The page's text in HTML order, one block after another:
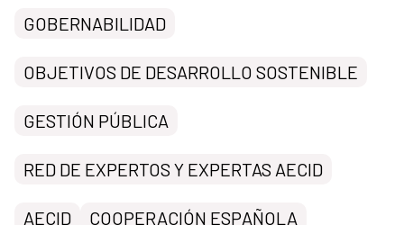
GOBERNABILIDAD
OBJETIVOS DE DESARROLLO SOSTENIBLE
GESTIÓN PÚBLICA
RED DE EXPERTOS Y EXPERTAS AECID
AECID COOPERACIÓN ESPAÑOLA